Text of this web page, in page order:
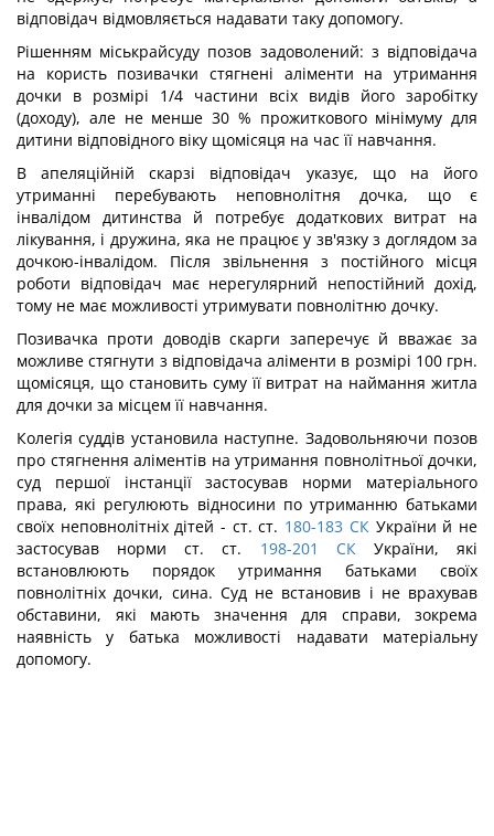
відповідач відмовляється надавати таку допомогу.
Рішенням міськрайсуду позов задоволений: з відповідача
на користь позивачки стягнені аліменти на утримання
дочки в розмірі 1/4 частини всіх видів його заробітку
(доходу), але не менше 30 % прожиткового мінімуму для
дитини відповідного віку щомісяця на час її навчання.
В апеляційній скарзі відповідач указує, що на його
утриманні перебувають неповнолітня дочка, що є
інвалідом дитинства й потребує додаткових витрат на
лікування, і дружина, яка не працює у зв'язку з доглядом за
дочкою-інвалідом. Після звільнення з постійного місця
роботи відповідач має нерегулярний непостійний дохід,
тому не має можливості утримувати повнолітню дочку.
Позивачка проти доводів скарги заперечує й вважає за
можливе стягнути з відповідача аліменти в розмірі 100 грн.
щомісяця, що становить суму її витрат на наймання житла
для дочки за місцем її навчання.
Колегія суддів установила наступне. Задовольняючи позов
про стягнення аліментів на утримання повнолітньої дочки,
суд першої інстанції застосував норми матеріального
права, які регулюють відносини по утриманню батьками
своїх неповнолітніх дітей - ст. ст. 180-183 СКУкраїни й не
застосував норми ст. ст.
198-201 СКУкраїни, які
встановлюють порядок утримання батьками своїх
повнолітніх дочки, сина. Суд не встановив і не врахував
обставини, які мають значення для справи, зокрема
наявність у батька можливості надавати матеріальну
допомогу.